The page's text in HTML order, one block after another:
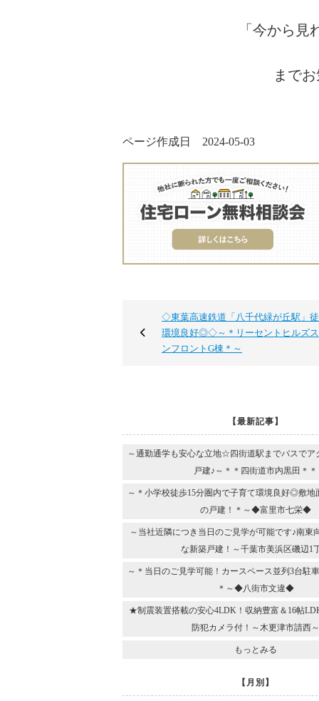
「今から見
まで
ページ作成日 2024-05-03
◇東葉高速鉄道「八千代緑が丘駅」
環境良好◎◇～＊リーセントヒルズ
ンフロントG棟＊～
【最新記事】
～通勤通学も安心な立地☆四街道駅までバスでア
戸建♪～＊＊四街道市内黒田＊＊
～＊小学校徒歩15分圏内で子育て環境良好◎敷地
の戸建！＊～◆富里市七栄◆
～当社近隣につき当日のご見学が可能です♪南東
な新築戸建！～千葉市美浜区磯辺1
～＊当日のご見学可能！カースペース並列3台駐
＊～◆八街市文違◆
★制震装置搭載の安心4LDK！収納豊富＆16帖
防犯カメラ付！～木更津市請西
もっとみる
【月別】